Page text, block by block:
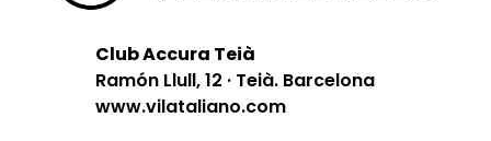
Club Accura Teià
Ramón Llull, 12 · Teià. Barcelona
www.vilataliano.com